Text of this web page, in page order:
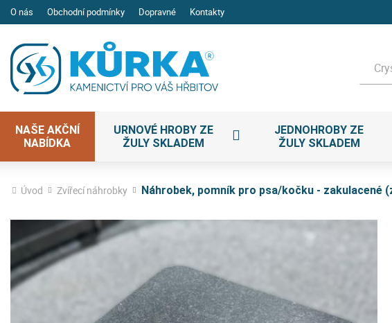
O nás Obchodní podmínky Dopravné Kontakty
NAŠE AKČNÍ
NABÍDKA
URNOVÉ HROBY ZE
ŽULY SKLADEM
JEDNOHROBY ZE
ŽULY SKLADEM
Úvod Zvířecí náhrobky Náhrobek, pomník pro psa/kočku - zakulacené